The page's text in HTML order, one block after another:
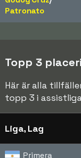
Patronato
Topp 3
Här är alla
topp 3 i
Liga, Lag
Primera